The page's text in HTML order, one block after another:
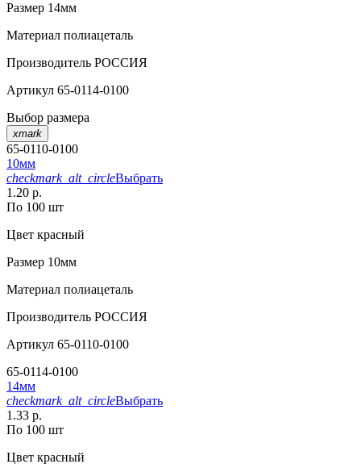
Размер 14мм
Материал полиацеталь
Производитель РОССИЯ
Артикул 65-0114-0100
Выбор размера
xmark
65-0110-0100
10мм
checkmark_alt_circleВыбрать
1.20 р.
По 100 шт
Цвет красный
Размер 10мм
Материал полиацеталь
Производитель РОССИЯ
Артикул 65-0110-0100
65-0114-0100
14мм
checkmark_alt_circleВыбрать
1.33 р.
По 100 шт
Цвет красный